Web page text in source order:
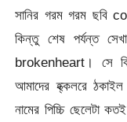
সানির গরম গরম ছবি
কিন্তু শেষ পর্যন্ত
brokenheart। সে কি
আমাদের হ্ক্কলরে
নামের পিচ্চি ছেলেটা